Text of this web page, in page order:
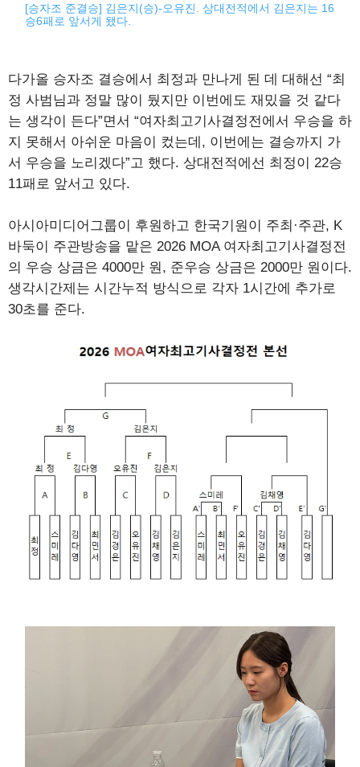
[승자조 준결승] 김은지(승)-오유진. 상대전적에서 김은지는 16
승6패로 앞서게 됐다.
다가올 승자조 결승에서 최정과 만나게 된 데 대해선 “최
정 사범님과 정말 많이 뒀지만 이번에도 재밌을 것 같다
는 생각이 든다”면서 “여자최고기사결정전에서 우승을 하
지 못해서 아쉬운 마음이 컸는데, 이번에는 결승까지 가
서 우승을 노리겠다”고 했다. 상대전적에선 최정이 22승
11패로 앞서고 있다.
아시아미디어그룹이 후원하고 한국기원이 주최·주관, K
바둑이 주관방송을 맡은 2026 MOA 여자최고기사결정전
의 우승 상금은 4000만 원, 준우승 상금은 2000만 원이다.
생각시간제는 시간누적 방식으로 각자 1시간에 추가로
30초를 준다.